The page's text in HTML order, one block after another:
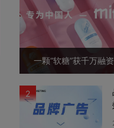
一颗“软糖”获千万融
2